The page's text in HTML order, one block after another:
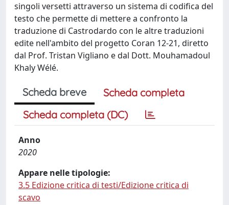
singoli versetti attraverso un sistema di codifica del
testo che permette di mettere a confronto la
traduzione di Castrodardo con le altre traduzioni
edite nell'ambito del progetto Coran 12-21, diretto
dal Prof. Tristan Vigliano e dal Dott. Mouhamadoul
Khaly Wélé.
Scheda breve
Scheda completa
Scheda completa (DC)
Anno
2020
Appare nelle tipologie:
3.5 Edizione critica di testi/Edizione critica di
scavo